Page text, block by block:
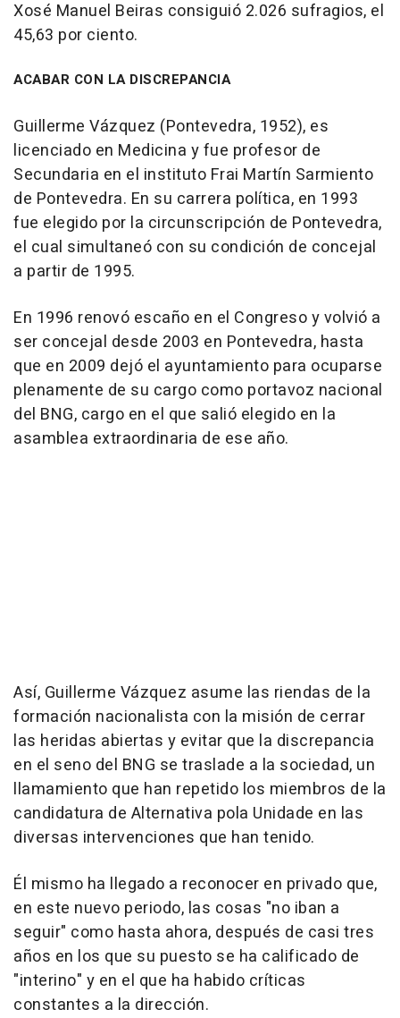
Xosé Manuel Beiras consiguió 2.026 sufragios, el
45,63 por ciento.
ACABAR CON LA DISCREPANCIA
Guillerme Vázquez (Pontevedra, 1952), es
licenciado en Medicina y fue profesor de
Secundaria en el instituto Frai Martín Sarmiento
de Pontevedra. En su carrera política, en 1993
fue elegido por la circunscripción de Pontevedra,
el cual simultaneó con su condición de concejal
a partir de 1995.
En 1996 renovó escaño en el Congreso y volvió a
ser concejal desde 2003 en Pontevedra, hasta
que en 2009 dejó el ayuntamiento para ocuparse
plenamente de su cargo como portavoz nacional
del BNG, cargo en el que salió elegido en la
asamblea extraordinaria de ese año.
Así, Guillerme Vázquez asume las riendas de la
formación nacionalista con la misión de cerrar
las heridas abiertas y evitar que la discrepancia
en el seno del BNG se traslade a la sociedad, un
llamamiento que han repetido los miembros de la
candidatura de Alternativa pola Unidade en las
diversas intervenciones que han tenido.
Él mismo ha llegado a reconocer en privado que,
en este nuevo periodo, las cosas "no iban a
seguir" como hasta ahora, después de casi tres
años en los que su puesto se ha calificado de
"interino" y en el que ha habido críticas
constantes a la dirección.